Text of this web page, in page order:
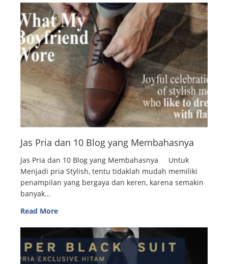
Jas Pria dan 10 Blog yang Membahasnya
Jas Pria dan 10 Blog yang Membahasnya Untuk
Menjadi pria Stylish, tentu tidaklah mudah memiliki
penampilan yang bergaya dan keren, karena semakin
banyak…
Read More